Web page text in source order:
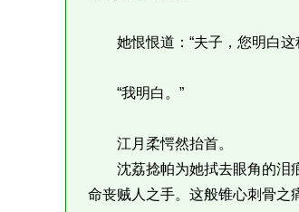
她恨恨道：“夫子，您明白这
“我明白。”
江月柔愕然抬首。
沈荔捻帕为她拭去眼角的泪痕
命丧贼人之手。这般锥心刺骨之